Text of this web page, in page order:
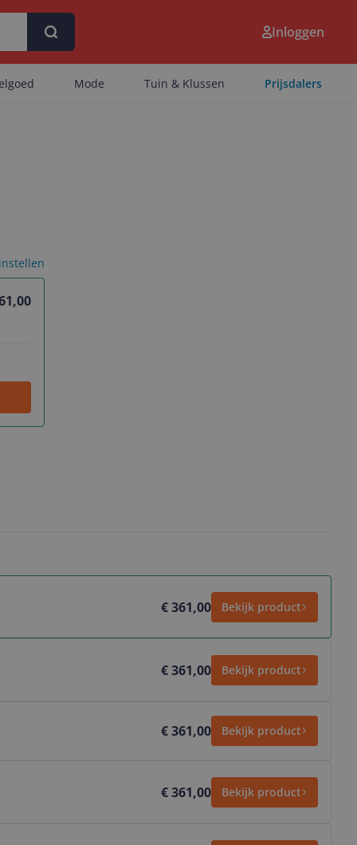
Inloggen
Mode Tuin & Klussen Prijsdalers
€ 361,00 Bekijk product
€ 361,00 Bekijk product
€ 361,00 Bekijk product
€ 361,00 Bekijk product